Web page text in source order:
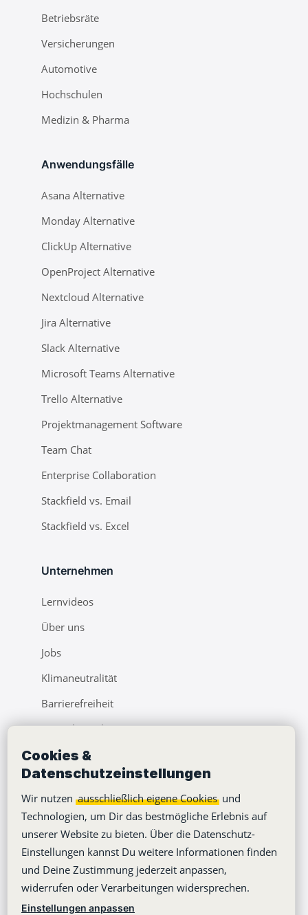
Cookies &
Datenschutzeinstellungen
Wir nutzen ausschließlich eigene Cookies und
Technologien, um Dir das bestmögliche Erlebnis auf
unserer Website zu bieten. Über die Datenschutz-
Einstellungen kannst Du weitere Informationen finden
und Deine Zustimmung jederzeit anpassen,
widerrufen oder Verarbeitungen widersprechen.
Einstellungen anpassen
Betriebsräte
Versicherungen
Automotive
Hochschulen
Medizin & Pharma
Anwendungsfälle
Asana Alternative
Monday Alternative
ClickUp Alternative
OpenProject Alternative
Nextcloud Alternative
Jira Alternative
Slack Alternative
Microsoft Teams Alternative
Trello Alternative
Projektmanagement Software
Team Chat
Enterprise Collaboration
Stackfield vs. Email
Stackfield vs. Excel
Unternehmen
Lernvideos
Über uns
Jobs
Klimaneutralität
Barrierefreiheit
Pressebereich
Webinare
Learning Center
Blog
Copyright © 2012-2026